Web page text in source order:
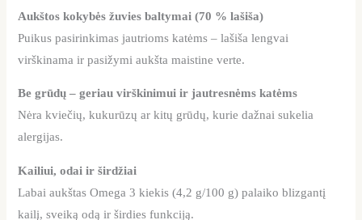
Aukštos kokybės žuvies baltymai (70 % lašiša)
Puikus pasirinkimas jautrioms katėms – lašiša lengvai
virškinama ir pasižymi aukšta maistine verte.
Be grūdų – geriau virškinimui ir jautresnėms katėms
Nėra kviečių, kukurūzų ar kitų grūdų, kurie dažnai sukelia
alergijas.
Kailiui, odai ir širdžiai
Labai aukštas Omega 3 kiekis (4,2 g/100 g) palaiko blizgantį
kailį, sveiką odą ir širdies funkciją.